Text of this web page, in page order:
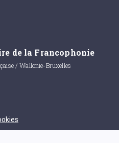
de la Francophonie
/ Wallonie-Bruxelles